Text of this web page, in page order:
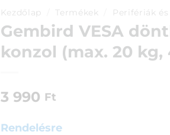
Kezdőlap Termékek Perifériák
Gembird VESA
konzol (max. 20 kg,
3 990 Ft
Rendelésre